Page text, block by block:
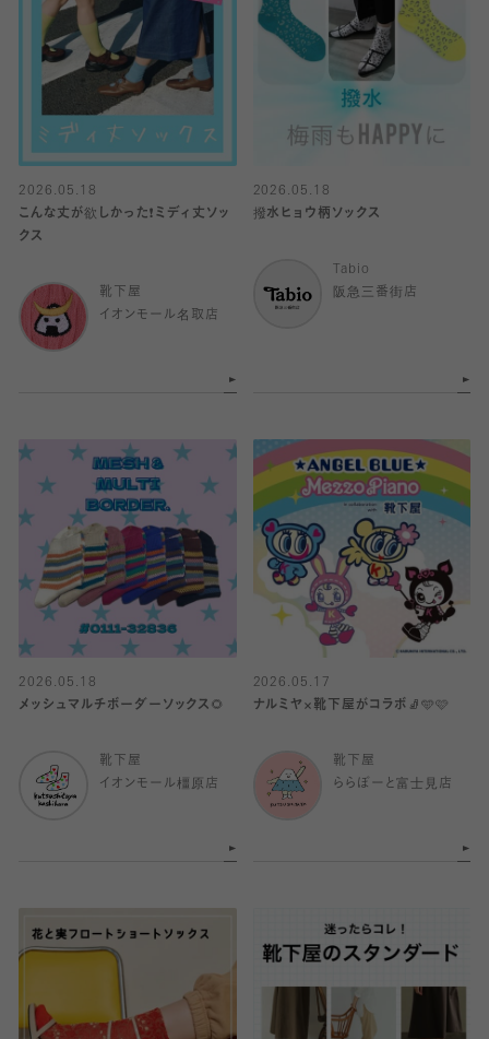
2026.05.18
こんな丈が欲しかった❗️ミディ丈ソッ
クス
靴下屋
イオンモール名取店
2026.05.18
撥水ヒョウ柄ソックス
Tabio
阪急三番街店
2026.05.18
メッシュマルチボーダーソックス🌻
靴下屋
イオンモール橿原店
2026.05.17
ナルミヤ×靴下屋がコラボ🧦🩵🩷
靴下屋
ららぽーと富士見店